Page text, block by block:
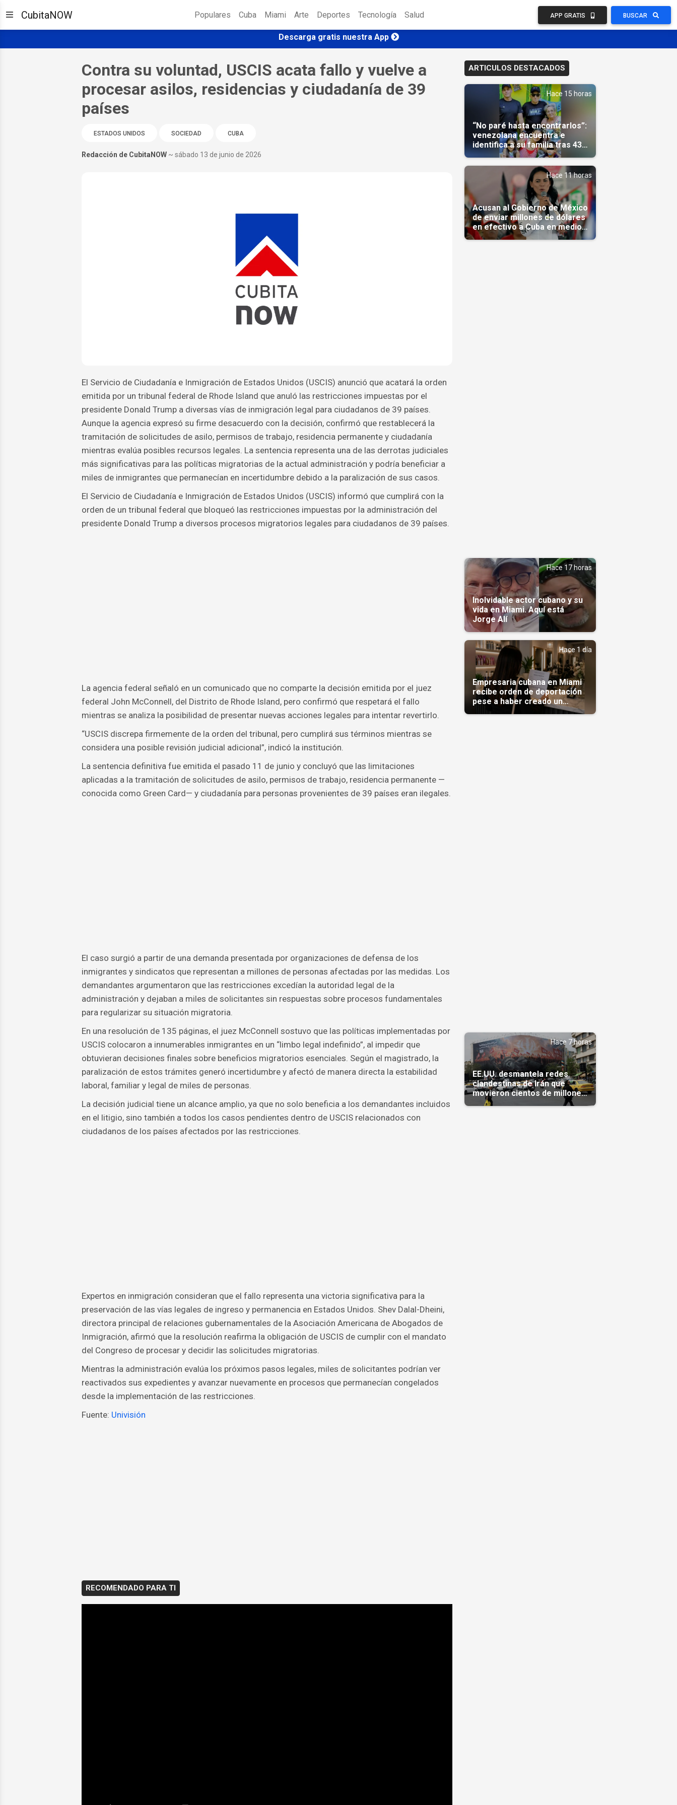
CubitaNOW Populares Cuba Miami Arte Deportes Tecnología Salud APP GRATIS BUSCAR
Descarga gratis nuestra App
Contra su voluntad, USCIS acata fallo y vuelve a
procesar asilos, residencias y ciudadanía de 39
países
ESTADOS UNIDOS SOCIEDAD CUBA
Redacción de CubitaNOW ~ sábado 13 de junio de 2026
El Servicio de Ciudadanía e Inmigración de Estados Unidos (USCIS) anunció que acatará la orden
emitida por un tribunal federal de Rhode Island que anuló las restricciones impuestas por el
presidente Donald Trump a diversas vías de inmigración legal para ciudadanos de 39 países.
Aunque la agencia expresó su firme desacuerdo con la decisión, confirmó que restablecerá la
tramitación de solicitudes de asilo, permisos de trabajo, residencia permanente y ciudadanía
mientras evalúa posibles recursos legales. La sentencia representa una de las derrotas judiciales
más significativas para las políticas migratorias de la actual administración y podría beneficiar a
miles de inmigrantes que permanecían en incertidumbre debido a la paralización de sus casos.
El Servicio de Ciudadanía e Inmigración de Estados Unidos (USCIS) informó que cumplirá con la
orden de un tribunal federal que bloqueó las restricciones impuestas por la administración del
presidente Donald Trump a diversos procesos migratorios legales para ciudadanos de 39 países.
La agencia federal señaló en un comunicado que no comparte la decisión emitida por el juez
federal John McConnell, del Distrito de Rhode Island, pero confirmó que respetará el fallo
mientras se analiza la posibilidad de presentar nuevas acciones legales para intentar revertirlo.
“USCIS discrepa firmemente de la orden del tribunal, pero cumplirá sus términos mientras se
considera una posible revisión judicial adicional”, indicó la institución.
La sentencia definitiva fue emitida el pasado 11 de junio y concluyó que las limitaciones
aplicadas a la tramitación de solicitudes de asilo, permisos de trabajo, residencia permanente —
conocida como Green Card— y ciudadanía para personas provenientes de 39 países eran ilegales.
El caso surgió a partir de una demanda presentada por organizaciones de defensa de los
inmigrantes y sindicatos que representan a millones de personas afectadas por las medidas. Los
demandantes argumentaron que las restricciones excedían la autoridad legal de la
administración y dejaban a miles de solicitantes sin respuestas sobre procesos fundamentales
para regularizar su situación migratoria.
En una resolución de 135 páginas, el juez McConnell sostuvo que las políticas implementadas por
USCIS colocaron a innumerables inmigrantes en un “limbo legal indefinido”, al impedir que
obtuvieran decisiones finales sobre beneficios migratorios esenciales. Según el magistrado, la
paralización de estos trámites generó incertidumbre y afectó de manera directa la estabilidad
laboral, familiar y legal de miles de personas.
La decisión judicial tiene un alcance amplio, ya que no solo beneficia a los demandantes incluidos
en el litigio, sino también a todos los casos pendientes dentro de USCIS relacionados con
ciudadanos de los países afectados por las restricciones.
Expertos en inmigración consideran que el fallo representa una victoria significativa para la
preservación de las vías legales de ingreso y permanencia en Estados Unidos. Shev Dalal-Dheini,
directora principal de relaciones gubernamentales de la Asociación Americana de Abogados de
Inmigración, afirmó que la resolución reafirma la obligación de USCIS de cumplir con el mandato
del Congreso de procesar y decidir las solicitudes migratorias.
Mientras la administración evalúa los próximos pasos legales, miles de solicitantes podrían ver
reactivados sus expedientes y avanzar nuevamente en procesos que permanecían congelados
desde la implementación de las restricciones.
Fuente: Univisión
RECOMENDADO PARA TI
ARTICULOS DESTACADOS
Hace 15 horas
“No paré hasta encontrarlos”:
venezolana encuentra e
identifica a su familia tras 43
días del terremoto
Hace 11 horas
Acusan al Gobierno de México
de enviar millones de dólares
en efectivo a Cuba en medio
de la crisis de la Isla
Hace 17 horas
Inolvidable actor cubano y su
vida en Miami. Aquí está
Jorge Alí
Hace 1 día
Empresaria cubana en Miami
recibe orden de deportación
pese a haber creado un
Hace 7 horas
EE.UU. desmantela redes
clandestinas de Irán que
movieron cientos de millones
de dólares